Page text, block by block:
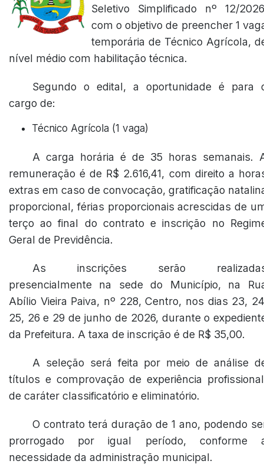
Seletivo Simplificado nº 12/
com o objetivo de preencher 1
temporária de Técnico Agrícola,
nível médio com habilitação técnica.
Segundo o edital, a oportunidade é para
cargo de:
Técnico Agrícola (1 vaga)
A carga horária é de 35 horas semanais.
remuneração é de R$ 2.616,41, com direito a
extras em caso de convocação, gratificação
proporcional, férias proporcionais acrescidas de
terço ao final do contrato e inscrição no
Geral de Previdência.
As inscrições serão
presencialmente na sede do Município, na
Abílio Vieira Paiva, nº 228, Centro, nos dias 23,
25, 26 e 29 de junho de 2026, durante o
da Prefeitura. A taxa de inscrição é de R$ 35,00.
A seleção será feita por meio de análise
títulos e comprovação de experiência
de caráter classificatório e eliminatório.
O contrato terá duração de 1 ano, podendo
prorrogado por igual período, conforme
necessidade da administração municipal.